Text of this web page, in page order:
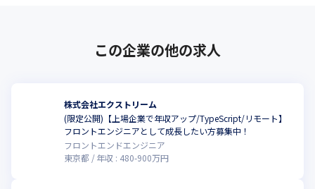
この企業の他の求人
株式会社エクストリーム
(限定公開)【上場企業で年収アップ/TypeScript/リモート】
フロントエンジニアとして成長したい方募集中！
フロントエンドエンジニア
東京都
年収 : 480-900万円